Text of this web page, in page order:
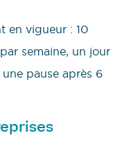
en vigueur : 10
semaine, un jour
pause après 6